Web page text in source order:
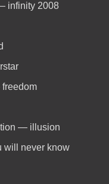
infinity 2008
— illusion
never know